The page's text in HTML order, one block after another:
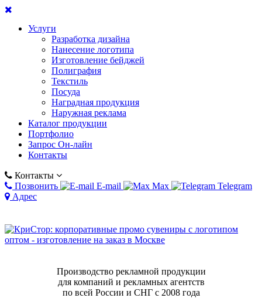
Услуги
Разработка дизайна
Нанесение логотипа
Изготовление бейджей
Полиграфия
Текстиль
Посуда
Наградная продукция
Наружная реклама
Каталог продукции
Портфолио
Запрос Он-лайн
Контакты
Контакты
Позвонить
E-mail Max
Telegram
Адрес
Производство рекламной продукции
для компаний и рекламных агентств
по всей России и СНГ с 2008 года